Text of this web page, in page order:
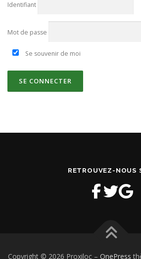
Identifiant
Mot de passe
Se souvenir de moi
RETROUVEZ-NOUS
Copyright © 2026 Proxiloc – OnePress